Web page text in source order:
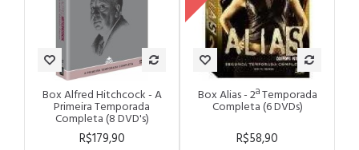
Box Alfred Hitchcock - A
Primeira Temporada
Completa (8 DVD's)
R$179,90
Box Alias - 2ª Temporada
Completa (6 DVDs)
R$58,90